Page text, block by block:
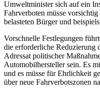
Umweltminister sich auf ein
Fahrverboten müsse
belasteten Bürger und
Vorschnelle Festlegungen
die erforderliche Reduzierung
Adressat politischer
Automobilhersteller sein. Es
und es müsse für Ehrlichkeit
über neue Fahrverbotszonen